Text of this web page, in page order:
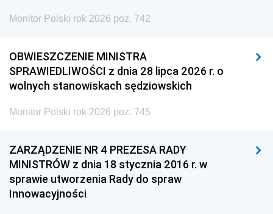
Monitor Polski rok 2026 poz. 742
OBWIESZCZENIE MINISTRA
SPRAWIEDLIWOŚCI z dnia 28 lipca 2026 r. o
wolnych stanowiskach sędziowskich
Monitor Polski rok 2026 poz. 745
ZARZĄDZENIE NR 4 PREZESA RADY
MINISTRÓW z dnia 18 stycznia 2016 r. w
sprawie utworzenia Rady do spraw
Innowacyjności